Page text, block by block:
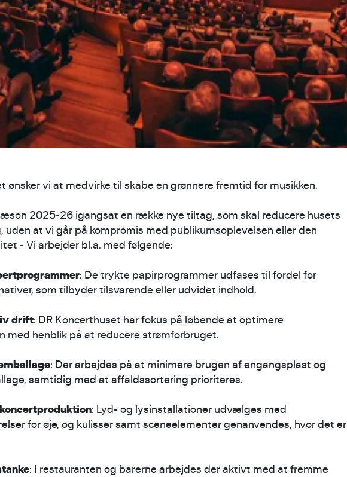
ønsker vi at medvirke til skabe en grønnere fremtid for musikken.
2025-26 igangsat en række nye tiltag, som skal reducere husets
uden at vi går på kompromis med publikumsoplevelsen eller den
- Vi arbejder bl.a. med følgende:
: De trykte papirprogrammer udfases til fordel for
som tilbyder tilsvarende eller udvidet indhold.
drift: DR Koncerthuset har fokus på løbende at optimere
med henblik på at reducere strømforbruget.
: Der arbejdes på at minimere brugen af engangsplast og
samtidig med at affaldssortering prioriteres.
: Lyd- og lysinstallationer udvælges med
for øje, og kulisser samt sceneelementer genanvendes, hvor det er
: I restauranten og barerne arbejdes der aktivt med at fremme